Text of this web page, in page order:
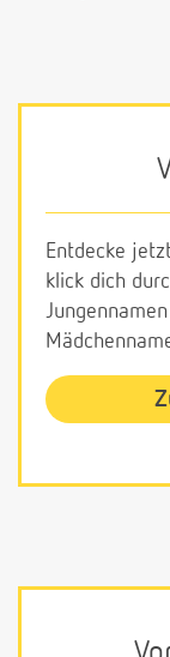
Entdecke
klick dich